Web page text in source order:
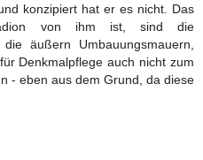
konzipiert hat er es nicht. Das
von ihm ist, sind die
äußern Umbauungsmauern,
Denkmalpflege auch nicht zum
- eben aus dem Grund, da diese